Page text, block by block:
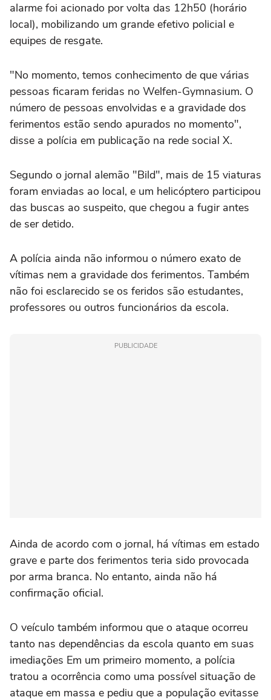
alarme foi acionado por volta das 12h50 (horário
local), mobilizando um grande efetivo policial e
equipes de resgate.
"No momento, temos conhecimento de que várias
pessoas ficaram feridas no Welfen-Gymnasium. O
número de pessoas envolvidas e a gravidade dos
ferimentos estão sendo apurados no momento",
disse a polícia em publicação na rede social X.
Segundo o jornal alemão "Bild", mais de 15 viaturas
foram enviadas ao local, e um helicóptero participou
das buscas ao suspeito, que chegou a fugir antes
de ser detido.
A polícia ainda não informou o número exato de
vítimas nem a gravidade dos ferimentos. Também
não foi esclarecido se os feridos são estudantes,
professores ou outros funcionários da escola.
PUBLICIDADE
Ainda de acordo com o jornal, há vítimas em estado
grave e parte dos ferimentos teria sido provocada
por arma branca. No entanto, ainda não há
confirmação oficial.
O veículo também informou que o ataque ocorreu
tanto nas dependências da escola quanto em suas
imediações Em um primeiro momento, a polícia
tratou a ocorrência como uma possível situação de
ataque em massa e pediu que a população evitasse